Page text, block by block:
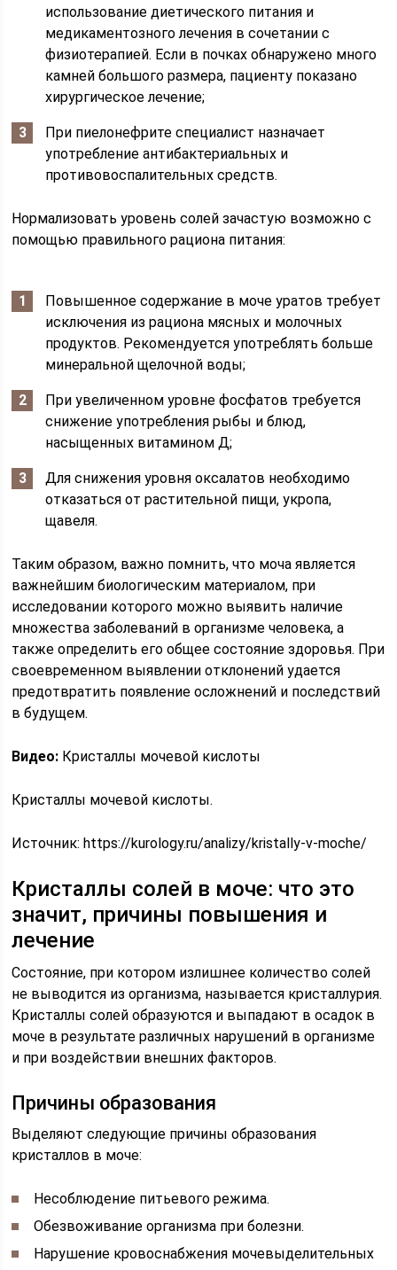
использование диетического питания и
медикаментозного лечения в сочетании с
физиотерапией. Если в почках обнаружено много
камней большого размера, пациенту показано
хирургическое лечение;
При пиелонефрите специалист назначает
употребление антибактериальных и
противовоспалительных средств.
Нормализовать уровень солей зачастую возможно с
помощью правильного рациона питания:
Повышенное содержание в моче уратов требует
исключения из рациона мясных и молочных
продуктов. Рекомендуется употреблять больше
минеральной щелочной воды;
При увеличенном уровне фосфатов требуется
снижение употребления рыбы и блюд,
насыщенных витамином Д;
Для снижения уровня оксалатов необходимо
отказаться от растительной пищи, укропа,
щавеля.
Таким образом, важно помнить, что моча является
важнейшим биологическим материалом, при
исследовании которого можно выявить наличие
множества заболеваний в организме человека, а
также определить его общее состояние здоровья. При
своевременном выявлении отклонений удается
предотвратить появление осложнений и последствий
в будущем.
Видео: Кристаллы мочевой кислоты
Кристаллы мочевой кислоты.
Источник:https://kurology.ru/analizy/kristally-v-moche/
Кристаллы солей в моче: что это
значит, причины повышения и
лечение
Состояние, при котором излишнее количество солей
не выводится из организма, называется кристаллурия.
Кристаллы солей образуются и выпадают в осадок в
моче в результате различных нарушений в организме
и при воздействии внешних факторов.
Причины образования
Выделяют следующие причины образования
кристаллов в моче:
Несоблюдение питьевого режима.
Обезвоживание организма при болезни.
Нарушение кровоснабжения мочевыделительных